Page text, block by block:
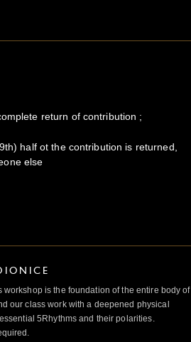
return of contribution ;
half ot the contribution is returned,
else
workshop is the foundation of the entire body of
our class work with a deepened physical
5Rhythms and their polarities.